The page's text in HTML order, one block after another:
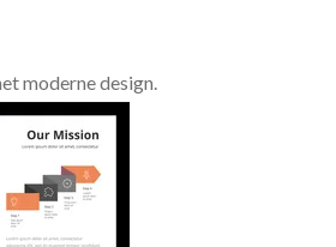
moderne design.